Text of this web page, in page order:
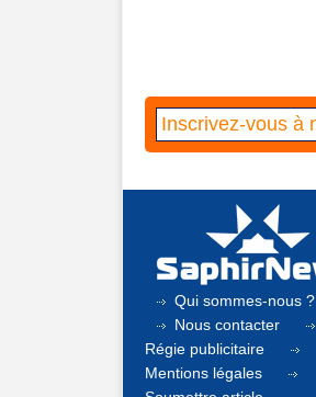
Qui sommes-nous ?
Nous contacter
Régie publicitaire
Mentions légales